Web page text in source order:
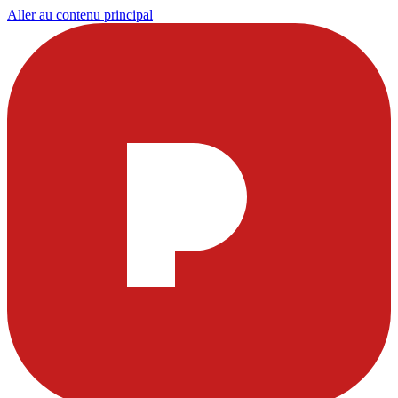
Aller au contenu principal